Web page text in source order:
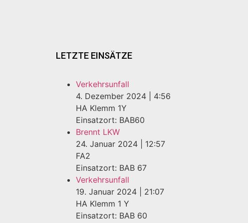
LETZTE EINSÄTZE
Verkehrsunfall
4. Dezember 2024
4:56
HA Klemm 1Y
Einsatzort: BAB60
Brennt LKW
24. Januar 2024
12:57
FA2
Einsatzort: BAB 67
Verkehrsunfall
19. Januar 2024
21:07
HA Klemm 1 Y
Einsatzort: BAB 60